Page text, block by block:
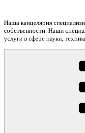
содержимому
Наша канцелярия
собственности. Наши
услуги в сфере науки,